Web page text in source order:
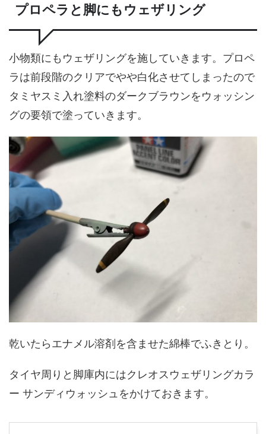
プロペラと脚にもウェザリング
小物類にもウェザリングを施していきます。プロペ
ラは前段階のクリアでやや白化させてしまったので
タミヤスミ入れ塗料のダークブラウンをウォッシン
グの要領で塗っていきます。
乾いたらエナメル溶剤を含ませた綿棒でふきとり。
タイヤ周りと脚庫内にはクレオスウェザリングカラ
ー サンディウォッシュをかけておきます。